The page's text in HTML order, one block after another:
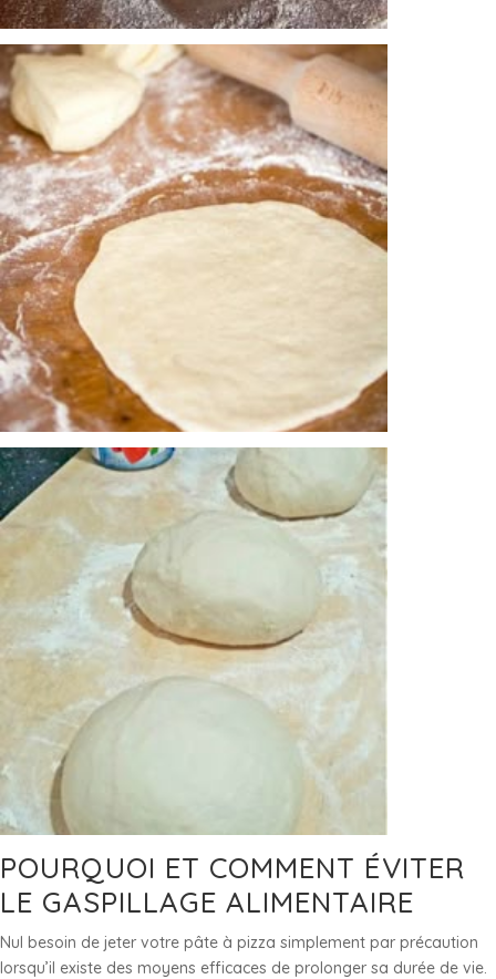
POURQUOI ET COMMENT ÉVITER
LE GASPILLAGE ALIMENTAIRE
Nul besoin de jeter votre pâte à pizza simplement par précaution
lorsqu’il existe des moyens efficaces de prolonger sa durée de vie.